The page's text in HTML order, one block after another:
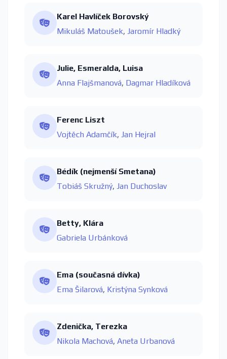
Karel Havlíček Borovský
Mikuláš Matoušek, Jaromír Hladký
Julie, Esmeralda, Luisa
Anna Flajšmanová, Dagmar Hladíková
Ferenc Liszt
Vojtěch Adamčík, Jan Hejral
Bédík (nejmenší Smetana)
Tobiáš Skružný, Jan Duchoslav
Betty, Klára
Gabriela Urbánková
Ema (současná dívka)
Ema Šilarová, Kristýna Synková
Zdenička, Terezka
Nikola Machová, Aneta Urbanová